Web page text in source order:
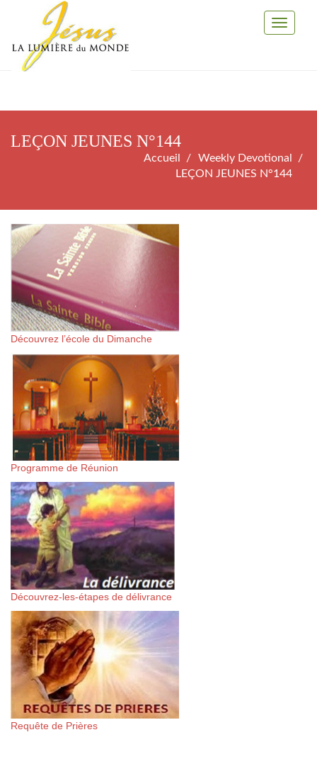
Toggle
LEÇON JEUNES N°144
Accueil
Weekly Devotional
LEÇON JEUNES N°144
Découvrez l’école du Dimanche
Programme de Réunion
Découvrez-les-étapes de délivrance
Requête de Prières